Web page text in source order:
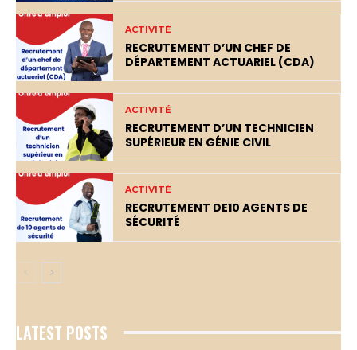
ACTIVITÉ
RECRUTEMENT D’UN CHEF DE
DÉPARTEMENT ACTUARIEL (CDA)
ACTIVITÉ
RECRUTEMENT D’UN TECHNICIEN
SUPÉRIEUR EN GÉNIE CIVIL
ACTIVITÉ
RECRUTEMENT DE10 AGENTS DE
SÉCURITÉ
LATEST POSTS